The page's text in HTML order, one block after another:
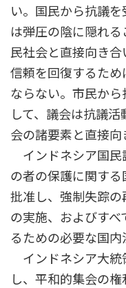
い。国民から抗議
は弾圧の陰に隠れ
民社会と直接向き
信頼を回復するた
ならない。市民か
して、議会は抗議
会の諸要素と直接向
インドネシア国民
の者の保護に関す
批准し、強制失踪
の実施、およびす
るための必要な国内
インドネシア大統
し、平和的集会の権